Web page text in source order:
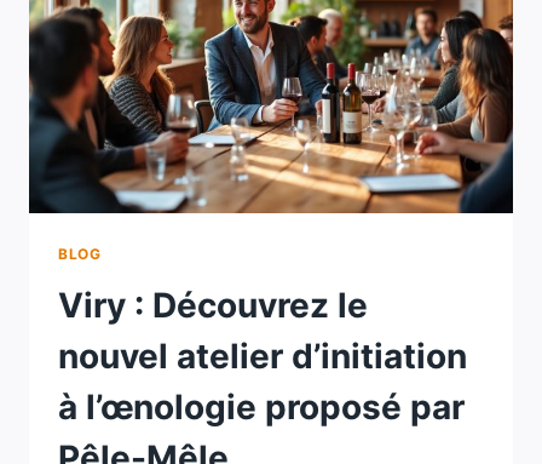
BLOG
Viry : Découvrez le
nouvel atelier d’initiation
à l’œnologie proposé par